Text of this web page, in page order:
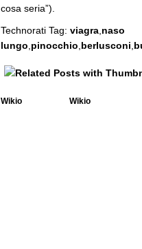
cosa seria”).
Technorati Tag: viagra naso
lungo pinocchio berlusconi
Wikio Wikio